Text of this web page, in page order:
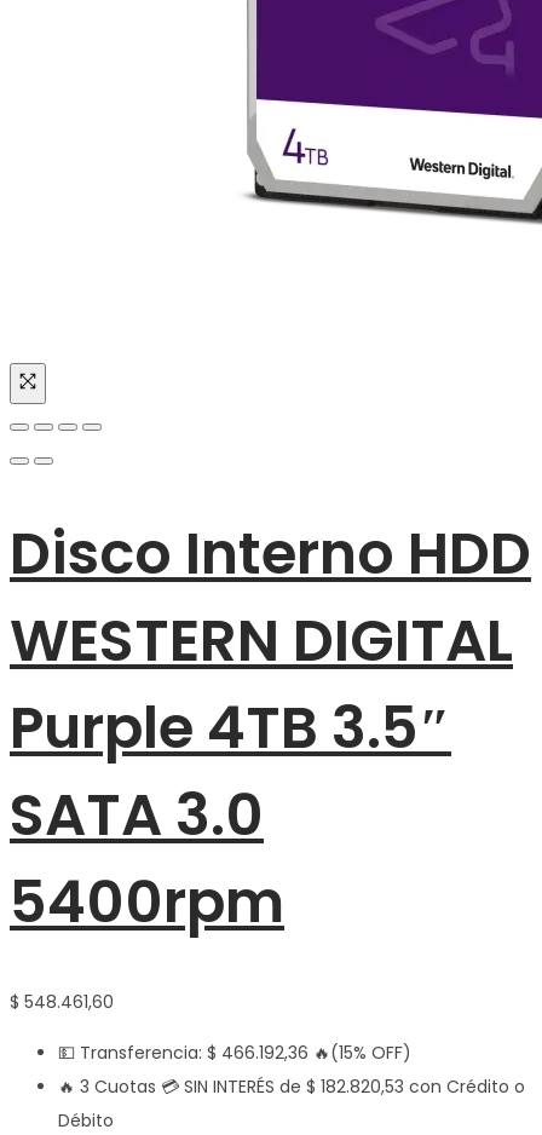
Disco Interno HDD
WESTERN DIGITAL
Purple 4TB 3.5″
SATA 3.0
5400rpm
$ 548.461,60
💵 Transferencia: $ 466.192,36 🔥(15% OFF)
🔥 3 Cuotas 💳 SIN INTERÉS de $ 182.820,53 con Crédito o
Débito